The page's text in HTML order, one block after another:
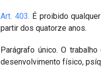
Art. 403. É proibido
partir dos quatorze anos.
Parágrafo único. O
desenvolvimento físico,